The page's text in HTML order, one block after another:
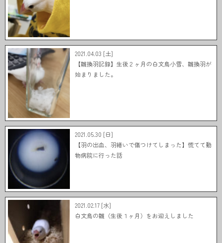
2021.04.03 [土]
【雛換羽記録】生後２ヶ月の白文鳥小雪、雛換羽が
始まりました。
2021.05.30 [日]
【羽の出血、羽繕いで傷つけてしまった】慌てて動
物病院に行った話
2021.02.17 [水]
白文鳥の雛（生後１ヶ月）をお迎えしました